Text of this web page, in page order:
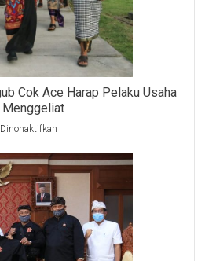
Cok Ace Harap Pelaku Usaha
Menggeliat
Wagub
Ace
Harap
Pelaku